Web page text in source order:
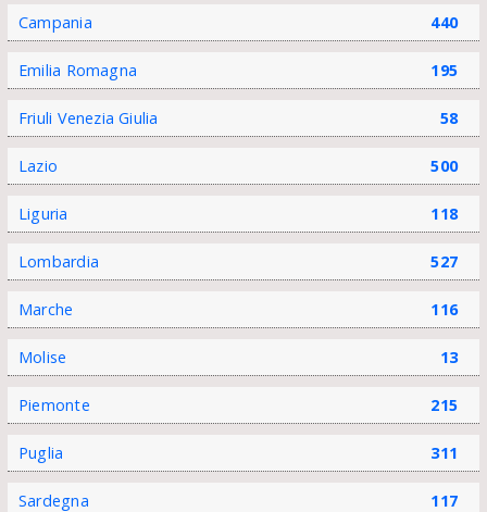
Campania 440
Emilia Romagna 195
Friuli Venezia Giulia 58
Lazio 500
Liguria 118
Lombardia 527
Marche 116
Molise 13
Piemonte 215
Puglia 311
Sardegna 117